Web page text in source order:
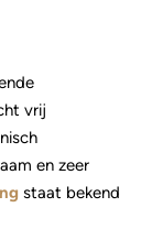
vrij
en zeer
staat bekend